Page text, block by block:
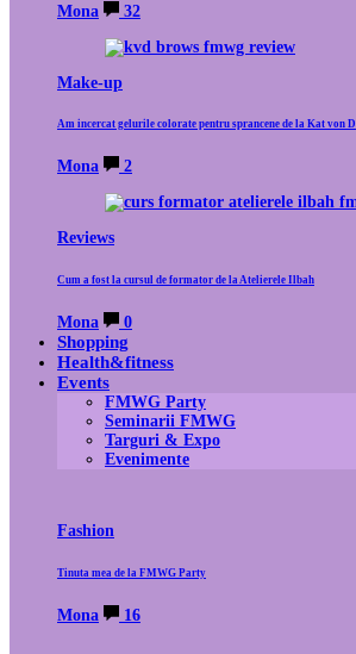
Mona 32
Make-up
Am incercat gelurile colorate pentru sprancene de la Kat von D
Mona 2
Reviews
Cum a fost la cursul de formator de la Atelierele Ilbah
Mona 0
Shopping
Health&fitness
Events
FMWG Party
Seminarii FMWG
Targuri & Expo
Evenimente
Fashion
Tinuta mea de la FMWG Party
Mona 16